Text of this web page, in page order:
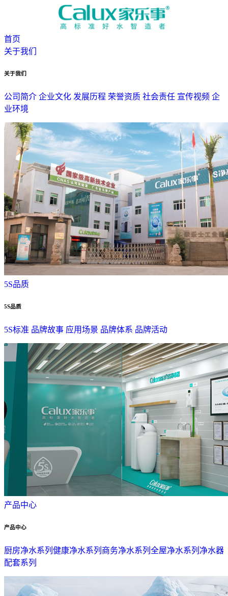
首页
关于我们
关于我们
公司简介 企业文化 发展历程 荣誉资质 社会责任 宣传视频 企
业环境
5S品质
5S品质
5S标准 品牌故事 应用场景 品牌体系 品牌活动
产品中心
产品中心
厨房净水系列 健康净水系列 商务净水系列 全屋净水系列 净水器
配套系列